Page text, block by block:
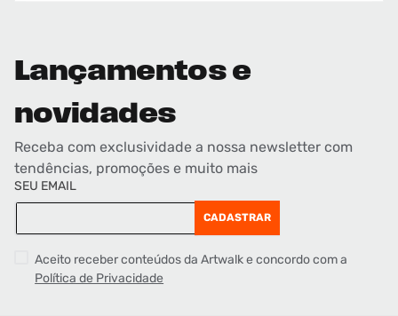
Lançamentos e
novidades
Receba com exclusividade a nossa newsletter com
tendências, promoções e muito mais
SEU EMAIL
CADASTRAR
Aceito receber conteúdos da Artwalk e concordo com a
Política de Privacidade